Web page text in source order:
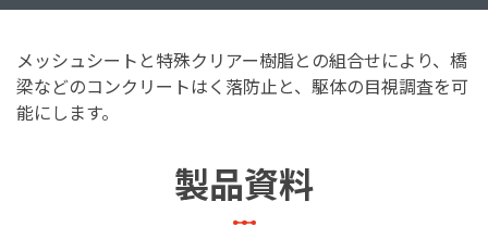
メッシュシートと特殊クリアー樹脂との組合せにより、橋
梁などのコンクリートはく落防止と、駆体の目視調査を可
能にします。
製品資料